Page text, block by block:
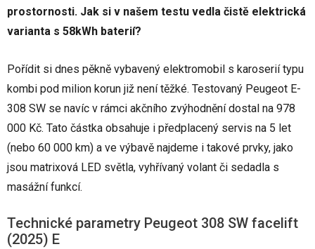
prostornosti. Jak si v našem testu vedla čistě elektrická
varianta s 58kWh baterií?
Pořídit si dnes pěkně vybavený elektromobil s karoserií typu
kombi pod milion korun již není těžké. Testovaný Peugeot E-
308 SW se navíc v rámci akčního zvýhodnění dostal na 978
000 Kč. Tato částka obsahuje i předplacený servis na 5 let
(nebo 60 000 km) a ve výbavě najdeme i takové prvky, jako
jsou matrixová LED světla, vyhřívaný volant či sedadla s
masážní funkcí.
Technické parametry Peugeot 308 SW facelift
(2025) E